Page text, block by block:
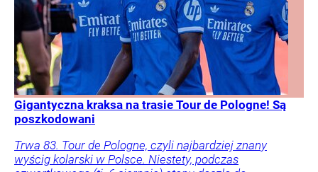
Gigantyczna kraksa na trasie Tour de Pologne! Są
poszkodowani
Trwa 83. Tour de Pologne, czyli najbardziej znany
wyścig kolarski w Polsce. Niestety, podczas